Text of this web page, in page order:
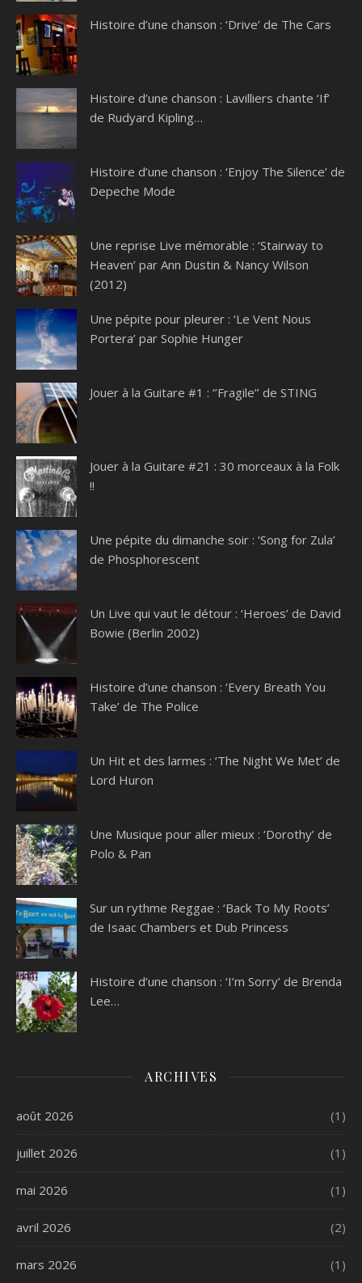
Histoire d’une chanson : ‘Drive’ de The Cars
Histoire d’une chanson : Lavilliers chante ‘If’
de Rudyard Kipling…
Histoire d’une chanson : ‘Enjoy The Silence’ de
Depeche Mode
Une reprise Live mémorable : ‘Stairway to
Heaven’ par Ann Dustin & Nancy Wilson
(2012)
Une pépite pour pleurer : ‘Le Vent Nous
Portera’ par Sophie Hunger
Jouer à la Guitare #1 : ‘’Fragile’’ de STING
Jouer à la Guitare #21 : 30 morceaux à la Folk
!!
Une pépite du dimanche soir : ‘Song for Zula’
de Phosphorescent
Un Live qui vaut le détour : ‘Heroes’ de David
Bowie (Berlin 2002)
Histoire d’une chanson : ‘Every Breath You
Take’ de The Police
Un Hit et des larmes : ‘The Night We Met’ de
Lord Huron
Une Musique pour aller mieux : ‘Dorothy’ de
Polo & Pan
Sur un rythme Reggae : ‘Back To My Roots’
de Isaac Chambers et Dub Princess
Histoire d’une chanson : ‘I’m Sorry’ de Brenda
Lee…
ARCHIVES
août 2026 (1)
juillet 2026 (1)
mai 2026 (1)
avril 2026 (2)
mars 2026 (1)